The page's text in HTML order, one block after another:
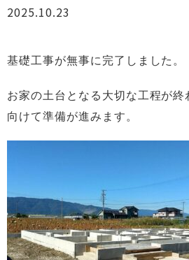
2025.10.23
基礎工事が無事に完了しました。
お家の土台となる大切な工程が終
向けて準備が進みます。